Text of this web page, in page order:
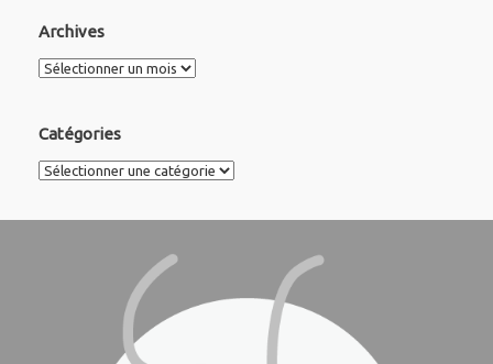
Archives
Archives
Catégories
Catégories